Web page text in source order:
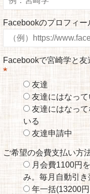
Facebookのプロフィー
Facebookで宮崎学と友
*
友達
友達にはなって
友達にはなっ
いる
友達申請中
ご希望の会費支払い方
月会費1100円
み。毎月自動引き
年一括(13200